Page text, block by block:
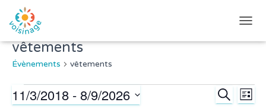
LA
vêtements
Évènements vêtements
Évènements LISTE
11/3/2018 - 8/9/2026